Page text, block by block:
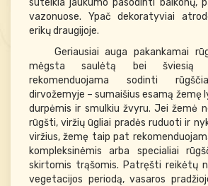
suteikia jaukumo pasodinti balkonų,
vazonuose. Ypač dekoratyviai
erikų draugijoje.
Geriausiai auga pakankamai
mėgsta saulėtą bei šviesią
rekomenduojama sodinti
dirvožemyje – sumaišius esamą žemę
durpėmis ir smulkiu žvyru. Jei žemė
rūgšti, viržių ūgliai pradės ruduoti ir
viržius, žemę taip pat
kompleksinėmis arba specialiai
skirtomis trąšomis. Patręšti reikėtų
vegetacijos periodą, vasaros